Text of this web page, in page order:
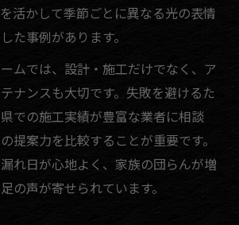
活かして季節ごとに異なる光の表情
た事例があります。
ムでは、設計・施工だけでなく、ア
ナンスも大切です。失敗を避けるた
での施工実績が豊富な業者に相談
提案力を比較することが重要です。
れ日が心地よく、家族の団らんが増
の声が寄せられています。